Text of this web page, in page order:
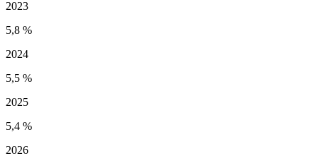
2023
5,8 %
2024
5,5 %
2025
5,4 %
2026